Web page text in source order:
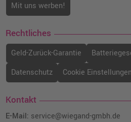
Mit uns werben!
Rechtliches
Geld-Zurück-Garantie
Datenschutz
Cookie Einstellungen
Kontakt
E-Mail: service@wiegand-gmbh.de